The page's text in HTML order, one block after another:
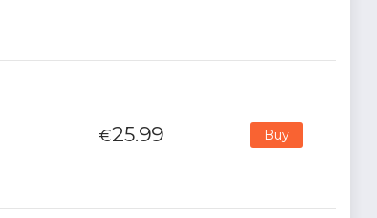
€25.99 Buy